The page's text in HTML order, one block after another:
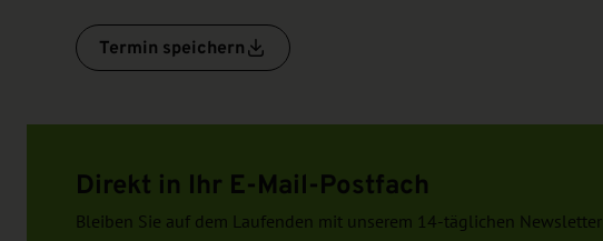
Termin speichern
Direkt in Ihr E-Mail-Postfach
Bleiben Sie auf dem Laufenden mit unserem 14-täglichen Newsletter